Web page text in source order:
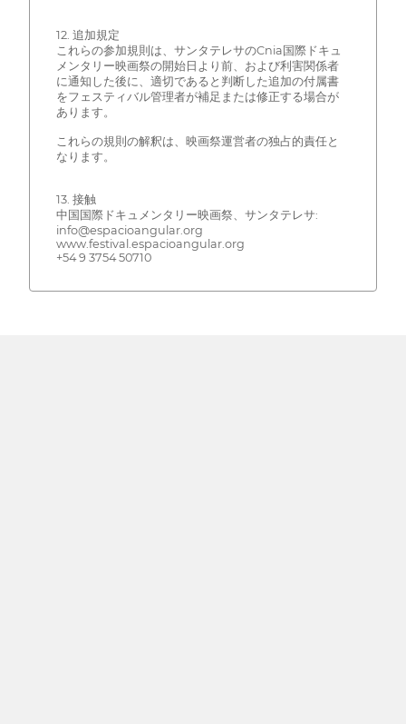
12. 追加規定
これらの参加規則は、サンタテレサのCnia国際ドキュ
メンタリー映画祭の開始日より前、および利害関係者
に通知した後に、適切であると判断した追加の付属書
をフェスティバル管理者が補足または修正する場合が
あります。
これらの規則の解釈は、映画祭運営者の独占的責任と
なります。
13. 接触
中国国際ドキュメンタリー映画祭、サンタテレサ:
info@espacioangular.org
www.festival.espacioangular.org
+54 9 3754 50710